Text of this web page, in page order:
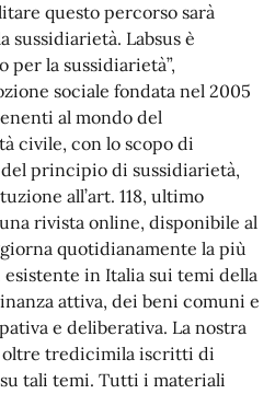
questo percorso sarà
sussidiarietà. Labsus è
per la sussidiarietà”,
sociale fondata nel 2005
al mondo del
civile, con lo scopo di
principio di sussidiarietà,
all’art. 118, ultimo
rivista online, disponibile al
quotidianamente la più
in Italia sui temi della
attiva, dei beni comuni e
e deliberativa. La nostra
oltre tredicimila iscritti di
tali temi. Tutti i materiali